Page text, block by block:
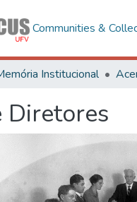
Communities &
Institucional
Diretores